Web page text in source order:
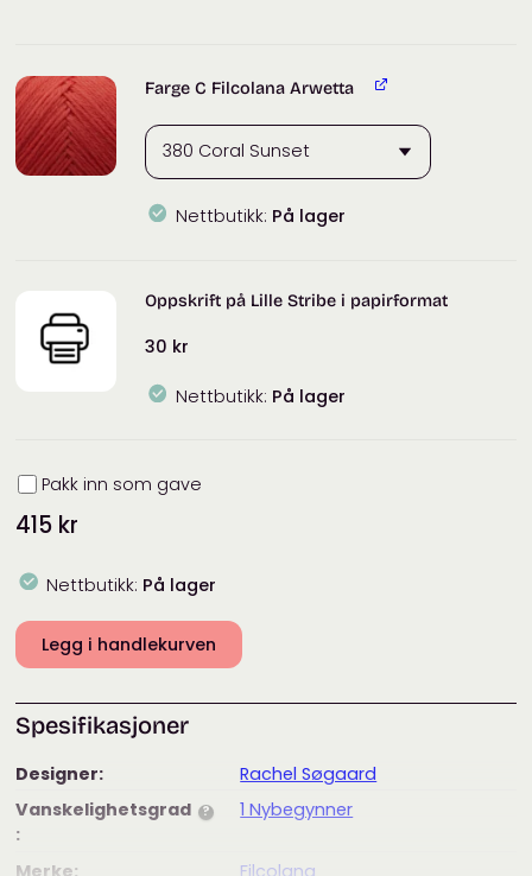
Farge C Filcolana Arwetta
Nettbutikk: På lager
Oppskrift på Lille Stribe i papirformat
30 kr
Nettbutikk: På lager
Innpakning
Pakk inn som gave
415 kr
Nettbutikk: På lager
Legg i handlekurven
Spesifikasjoner
Designer:
Rachel Søgaard
Vanskelighetsgrad ?
:
1 Nybegynner